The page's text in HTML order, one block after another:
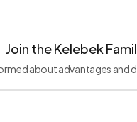
Join the Kelebek
about advantages and